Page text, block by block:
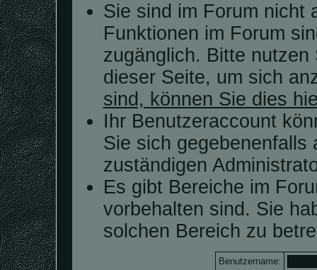
Sie sind im Forum nicht
Funktionen im Forum
zugänglich. Bitte
dieser Seite, um sich
sind, können Sie dies
Ihr Benutzeraccount
Sie sich gegebenenfalls
zuständigen
Es gibt Bereiche im
vorbehalten sind. Sie
solchen Bereich zu
Benutzername: